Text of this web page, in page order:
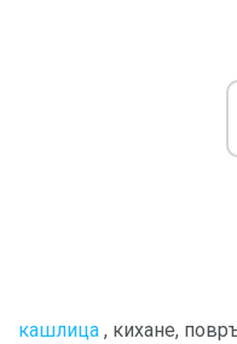
кашлица , кихане,